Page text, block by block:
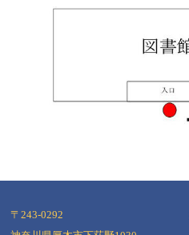
〒243-0292